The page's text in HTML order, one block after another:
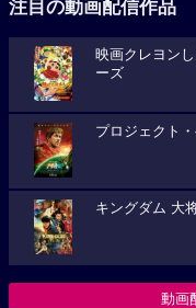
注目の動画配信作品
映画クレヨン
ーズ
プロジェクト
キングダム 大
動画